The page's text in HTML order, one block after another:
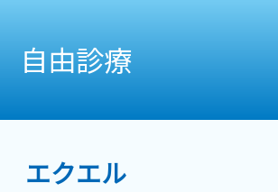
自由診療
エクエル